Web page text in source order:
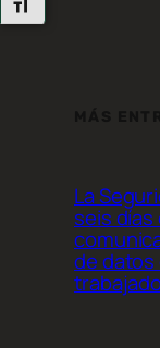
Alternar Tamaño De
La
seis días
de